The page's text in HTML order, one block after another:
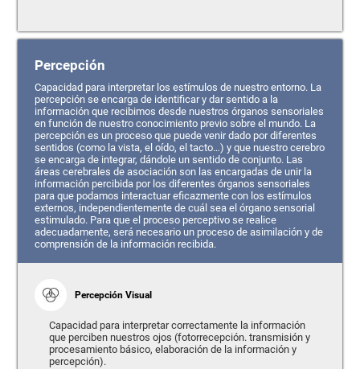
Percepción
Capacidad para interpretar los estímulos de nuestro entorno. La
percepción se encarga de identificar y dar sentido a la
información que recibimos desde nuestros órganos sensoriales
en función de nuestro conocimiento previo sobre el mundo. La
percepción es un proceso que puede venir dado por diferentes
sentidos (como la vista, el oído, el tacto…) y que nuestro cerebro
se encarga de integrar, dándole un sentido de conjunto. Las
áreas cerebrales de asociación son las encargadas de unir la
información percibida por los diferentes órganos sensoriales
para que podamos interactuar eficazmente con los estímulos
externos, independientemente de cuál sea el órgano sensorial
estimulado. Para que el proceso perceptivo se realice
adecuadamente, será necesario un proceso de asimilación y de
comprensión de la información recibida.
Percepción Visual
Capacidad para interpretar correctamente la información
que perciben nuestros ojos (fotorrecepción. transmisión y
procesamiento básico, elaboración de la información y
percepción).